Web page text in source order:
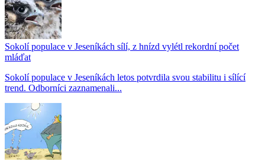
Sokolí populace v Jeseníkách sílí, z hnízd vylétl rekordní počet
mláďat
Sokolí populace v Jeseníkách letos potvrdila svou stabilitu i sílící
trend. Odborníci zaznamenali...